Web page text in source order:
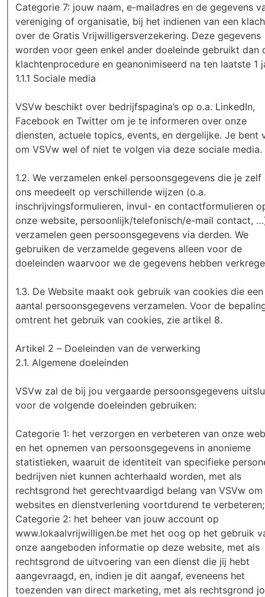
Categorie 7: jouw naam, e-mailadres en de gegevens
vereniging of organisatie, bij het indienen van een
over de Gratis Vrijwilligersverzekering. Deze gegevens
worden voor geen enkel ander doeleinde gebruikt dan
klachtenprocedure en geanonimiseerd na ten laatste 1
1.1.1 Sociale media
VSVw beschikt over bedrijfspagina’s op o.a. LinkedIn,
Facebook en Twitter om je te informeren over onze
diensten, actuele topics, events, en dergelijke. Je bent
om VSVw wel of niet te volgen via deze sociale media.
1.2. We verzamelen enkel persoonsgegevens die je zelf
ons meedeelt op verschillende wijzen (o.a.
inschrijvingsformulieren, invul- en contactformulieren
onze website, persoonlijk/telefonisch/e-mail contact,
verzamelen geen persoonsgegevens via derden. We
gebruiken de verzamelde gegevens alleen voor de
doeleinden waarvoor we de gegevens hebben
1.3. De Website maakt ook gebruik van cookies die een
aantal persoonsgegevens verzamelen. Voor de
omtrent het gebruik van cookies, zie artikel 8.
Artikel 2 – Doeleinden van de verwerking
2.1. Algemene doeleinden
VSVw zal de bij jou vergaarde persoonsgegevens
voor de volgende doeleinden gebruiken:
Categorie 1: het verzorgen en verbeteren van onze
en het opnemen van persoonsgegevens in anonieme
statistieken, waaruit de identiteit van specifieke
bedrijven niet kunnen achterhaald worden, met als
rechtsgrond het gerechtvaardigd belang van VSVw om
websites en dienstverlening voortdurend te verbeteren;
Categorie 2: het beheer van jouw account op
www.lokaalvrijwilligen.be met het oog op het gebruik
onze aangeboden informatie op deze website, met als
rechtsgrond de uitvoering van een dienst die jij hebt
aangevraagd, en, indien je dit aangaf, eveneens het
toezenden van direct marketing, met als rechtsgrond